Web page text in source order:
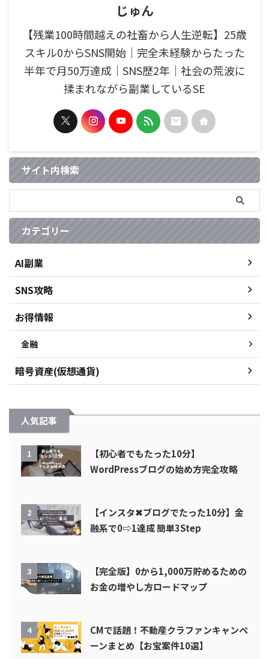
じゅん
【残業100時間越えの社畜から人生逆転】25歳
スキル0からSNS開始｜完全未経験からたった
半年で月50万達成｜SNS歴2年｜社会の荒波に
揉まれながら副業しているSE
サイト内検索
カテゴリー
AI副業
SNS攻略
お得情報
金融
暗号資産(仮想通貨)
人気記事
1
【初心者でもたった10分】
WordPressブログの始め方完全攻略
2
【インスタ✖︎ブログでたった10分】金
融系で0⇨1達成 簡単3Step
3
【完全版】0から1,000万貯めるための
お金の増やし方ロードマップ
4
CMで話題！不動産クラファンキャンペ
ーンまとめ【お宝案件10選】